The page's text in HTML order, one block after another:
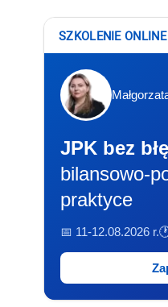
SZKOLENIE ONLINE
JPK bez
bilansowo-
praktyce
📅 11-12.08.2026 r.